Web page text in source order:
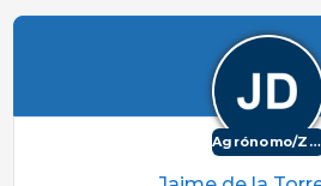
Agrónomo/Zootécnico